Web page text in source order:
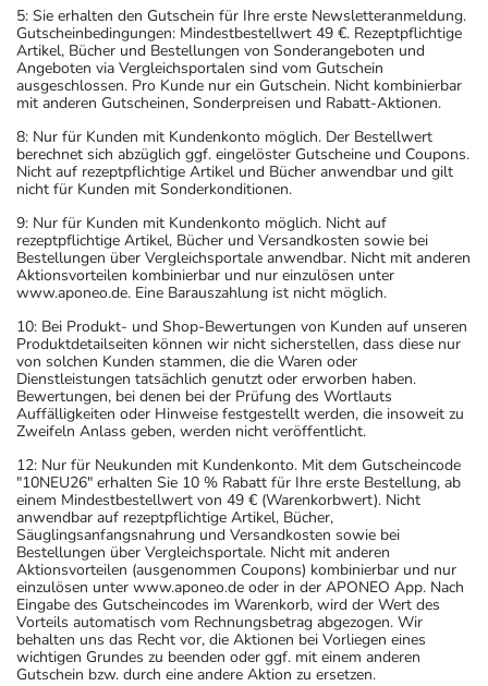
5: Sie erhalten den Gutschein für Ihre erste Newsletteranmeldung.
Gutscheinbedingungen: Mindestbestellwert 49 €. Rezeptpflichtige
Artikel, Bücher und Bestellungen von Sonderangeboten und
Angeboten via Vergleichsportalen sind vom Gutschein
ausgeschlossen. Pro Kunde nur ein Gutschein. Nicht kombinierbar
mit anderen Gutscheinen, Sonderpreisen und Rabatt-Aktionen.
8: Nur für Kunden mit Kundenkonto möglich. Der Bestellwert
berechnet sich abzüglich ggf. eingelöster Gutscheine und Coupons.
Nicht auf rezeptpflichtige Artikel und Bücher anwendbar und gilt
nicht für Kunden mit Sonderkonditionen.
9: Nur für Kunden mit Kundenkonto möglich. Nicht auf
rezeptpflichtige Artikel, Bücher und Versandkosten sowie bei
Bestellungen über Vergleichsportale anwendbar. Nicht mit anderen
Aktionsvorteilen kombinierbar und nur einzulösen unter
www.aponeo.de. Eine Barauszahlung ist nicht möglich.
10: Bei Produkt- und Shop-Bewertungen von Kunden auf unseren
Produktdetailseiten können wir nicht sicherstellen, dass diese nur
von solchen Kunden stammen, die die Waren oder
Dienstleistungen tatsächlich genutzt oder erworben haben.
Bewertungen, bei denen bei der Prüfung des Wortlauts
Auffälligkeiten oder Hinweise festgestellt werden, die insoweit zu
Zweifeln Anlass geben, werden nicht veröffentlicht.
12: Nur für Neukunden mit Kundenkonto. Mit dem Gutscheincode
"10NEU26" erhalten Sie 10 % Rabatt für Ihre erste Bestellung, ab
einem Mindestbestellwert von 49 € (Warenkorbwert). Nicht
anwendbar auf rezeptpflichtige Artikel, Bücher,
Säuglingsanfangsnahrung und Versandkosten sowie bei
Bestellungen über Vergleichsportale. Nicht mit anderen
Aktionsvorteilen (ausgenommen Coupons) kombinierbar und nur
einzulösen unter www.aponeo.de oder in der APONEO App. Nach
Eingabe des Gutscheincodes im Warenkorb, wird der Wert des
Vorteils automatisch vom Rechnungsbetrag abgezogen. Wir
behalten uns das Recht vor, die Aktionen bei Vorliegen eines
wichtigen Grundes zu beenden oder ggf. mit einem anderen
Gutschein bzw. durch eine andere Aktion zu ersetzen.